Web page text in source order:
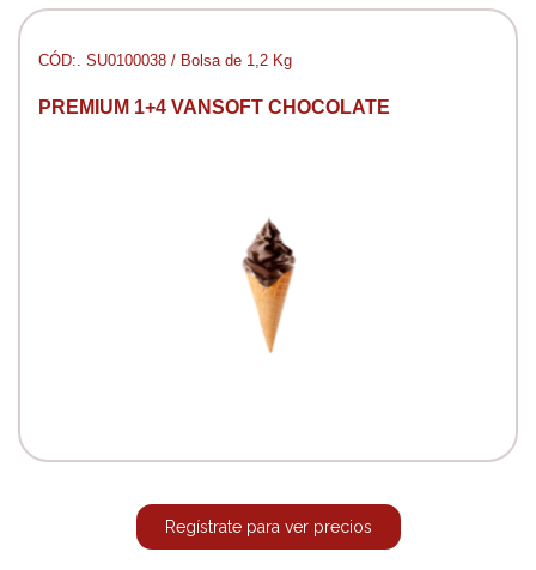
CÓD:. SU0100038 / Bolsa de 1,2 Kg
PREMIUM 1+4 VANSOFT CHOCOLATE
Regístrate para ver precios